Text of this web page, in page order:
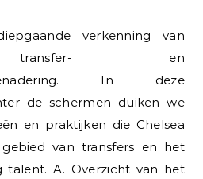
transfer- en
In deze
de schermen duiken we
en praktijken die Chelsea
van transfers en het
talent. A. Overzicht van het